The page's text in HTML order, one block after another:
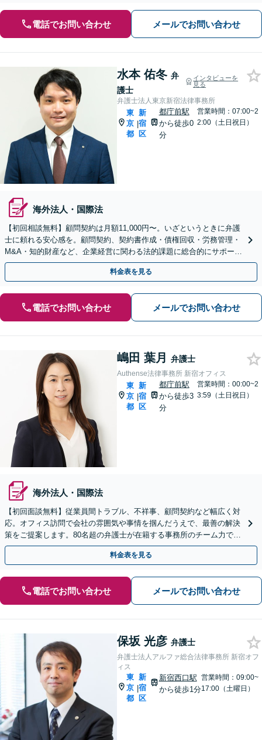
電話でお問い合わせ メールでお問い合わせ
水本 佑冬 弁
護士
インタビューを
見る
弁護士法人東京新宿法律事務所
東
京
都
|
新
宿
区
都庁前駅
から徒歩0
分
営業時間：07:00~2
2:00（土日祝日）
海外法人・国際法
【初回相談無料】顧問契約は月額11,000円〜。いざというときに弁護
士に頼れる安心感を。顧問契約、契約書作成・債権回収・労務管理・
M&A・知的財産など、企業経営に関わる法的課題に総合的にサポート
いたします【都庁前駅直結】【複数拠点あり】
料金表を見る
電話でお問い合わせ メールでお問い合わせ
嶋田 葉月 弁護士
Authense法律事務所 新宿オフィス
東
京
都
|
新
宿
区
都庁前駅
から徒歩3
分
営業時間：00:00~2
3:59（土日祝日）
海外法人・国際法
【初回面談無料】従業員間トラブル、不祥事、顧問契約など幅広く対
応。オフィス訪問で会社の雰囲気や事情を掴んだうえで、最善の解決
策をご提案します。80名超の弁護士が在籍する事務所のチーム力で迅
速解決！
料金表を見る
電話でお問い合わせ メールでお問い合わせ
保坂 光彦 弁護士
弁護士法人アルファ総合法律事務所 新宿オフ
ィス
東
京
都
|
新
宿
区
新宿西口駅
から徒歩1分
営業時間：09:00~
17:00（土曜日）